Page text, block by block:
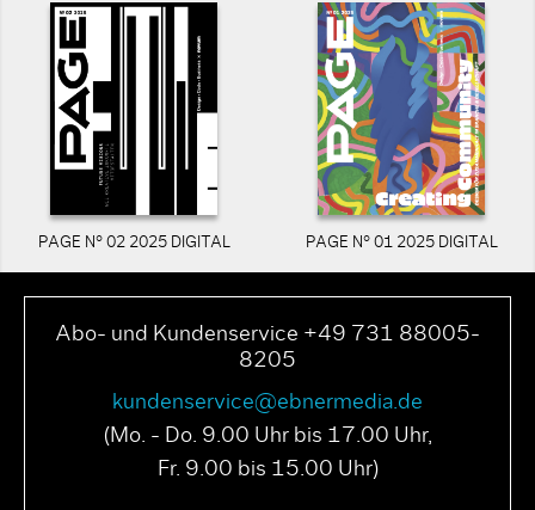
PAGE N° 02 2025 DIGITAL PAGE N° 01 2025 DIGITAL
Abo- und Kundenservice +49 731 88005-
8205
kundenservice@ebnermedia.de
(Mo. - Do. 9.00 Uhr bis 17.00 Uhr,
Fr. 9.00 bis 15.00 Uhr)